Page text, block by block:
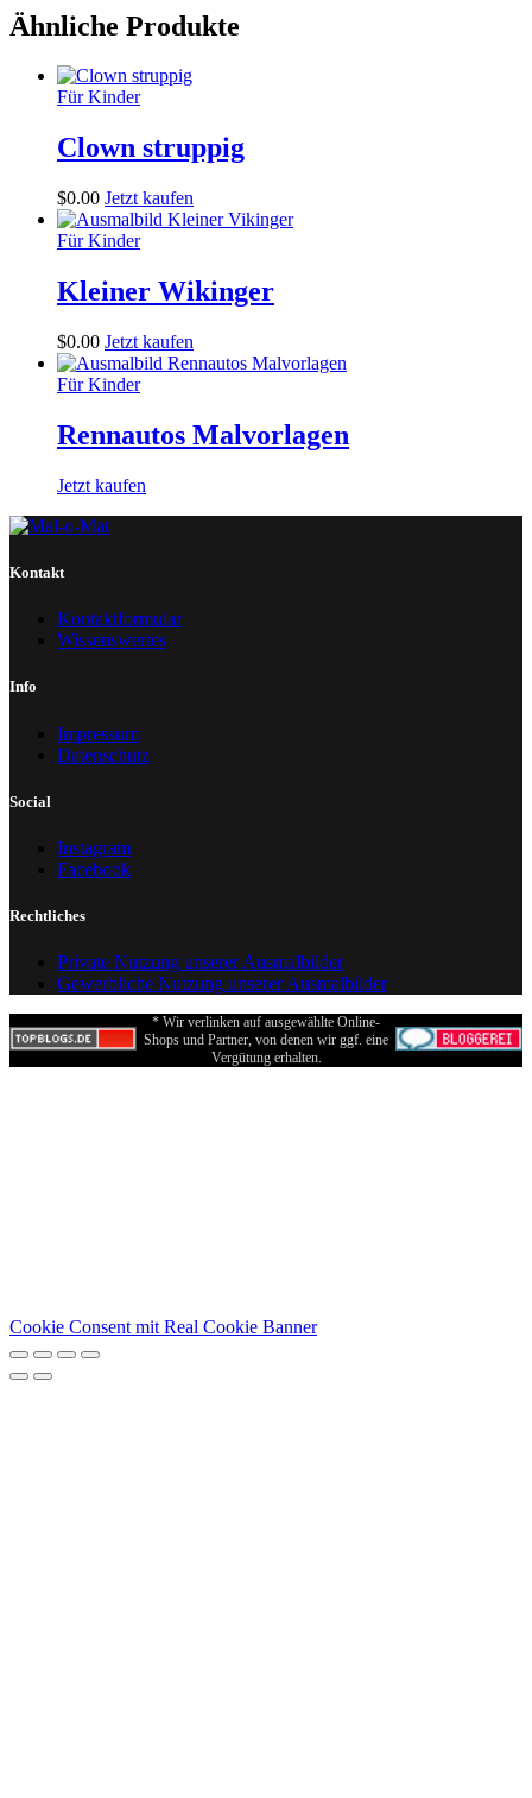
Ähnliche Produkte
Für Kinder
Clown struppig
$0.00 Jetzt kaufen
Für Kinder
Kleiner Wikinger
$0.00 Jetzt kaufen
Für Kinder
Rennautos Malvorlagen
Jetzt kaufen
Kontakt
Kontaktformular
Wissenswertes
Info
Impressum
Datenschutz
Social
Instagram
Facebook
Rechtliches
Private Nutzung unserer Ausmalbilder
Gewerbliche Nutzung unserer Ausmalbilder
* Wir verlinken auf ausgewählte Online-
Shops und Partner, von denen wir ggf. eine
Vergütung erhalten.
Cookie Consent mit Real Cookie Banner